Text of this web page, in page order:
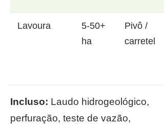
Lavoura
5-50+
ha
Pivô /
carretel
Incluso: Laudo hidrogeológico,
perfuração, teste de vazão,